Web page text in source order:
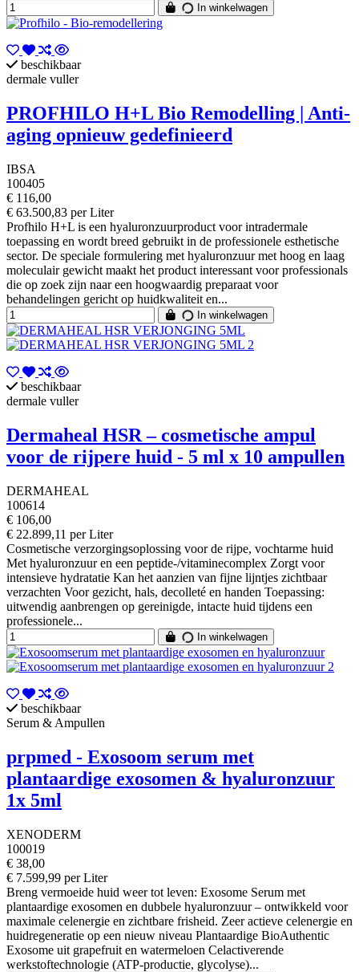
In winkelwagen
beschikbaar
dermale vuller
PROFHILO H+L Bio Remodelling | Anti-
aging opnieuw gedefinieerd
IBSA
100405
€ 116,00
€ 63.500,83 per Liter
Profhilo H+L is een hyaluronzuurproduct voor intradermale
toepassing en wordt breed gebruikt in de professionele esthetische
sector. De speciale formulering met hyaluronzuur met hoog en laag
moleculair gewicht maakt het product interessant voor professionals
die op zoek zijn naar een hoogwaardig preparaat voor
behandelingen gericht op huidkwaliteit en...
In winkelwagen
beschikbaar
dermale vuller
Dermaheal HSR – cosmetische ampul
voor de rijpere huid - 5 ml x 10 ampullen
DERMAHEAL
100614
€ 106,00
€ 22.899,11 per Liter
Cosmetische verzorgingsoplossing voor de rijpe, vochtarme huid
Met hyaluronzuur en een peptide-/vitaminecomplex Zorgt voor
intensieve hydratatie Kan het aanzien van fijne lijntjes zichtbaar
verzachten Voor gezicht, hals, decolleté en handen Toepassing:
uitwendig aanbrengen op gereinigde, intacte huid tijdens een
professionele...
In winkelwagen
beschikbaar
Serum & Ampullen
prpmed - Exosoom serum met
plantaardige exosomen & hyaluronzuur
1x 5ml
XENODERM
100019
€ 38,00
€ 7.599,99 per Liter
Breng vermoeide huid weer tot leven: Exosome Serum met
plantaardige exosomen en dubbele hyaluronzuur – ontwikkeld voor
maximale celenergie en zichtbare frisheid. Zeer actieve celenergie en
huidregeneratie op een nieuw niveau Plantaardige BioAuthentic
Exosome uit grapefruit en watermeloen Celactiverende
werkstoftechnologie (ATP-productie, glycolyse)...